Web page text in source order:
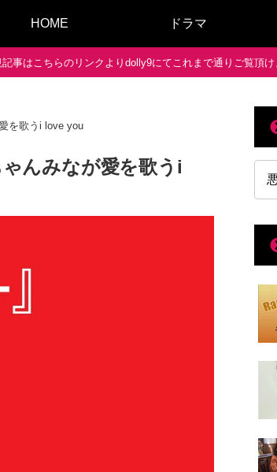
HOME ドラマ
事はこちらのリンクよりdolly9にてこれまで通りご覧頂け
を歌うi love you
ゃんみなが愛を歌うi